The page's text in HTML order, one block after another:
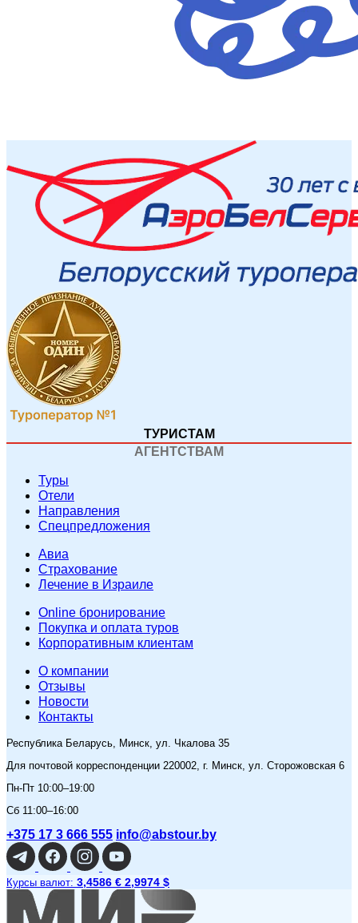
ТУРИСТАМ
АГЕНТСТВАМ
Туры
Отели
Направления
Спецпредложения
Авиа
Страхование
Лечение в Израиле
Online бронирование
Покупка и оплата туров
Корпоративным клиентам
O компании
Отзывы
Новости
Контакты
Республика Беларусь, Минск, ул. Чкалова 35
Для почтовой корреспонденции 220002, г. Минск, ул. Сторожовская 6
Пн-Пт 10:00–19:00
Сб 11:00–16:00
+375 17 3 666 555 info@abstour.by
Курсы валют: 3,4586 € 2,9974 $